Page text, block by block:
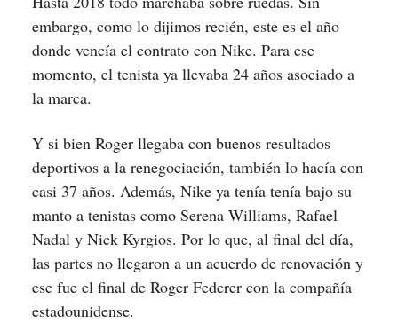
embargo, como lo dijimos recién, este es el año
donde vencía el contrato con Nike. Para ese
momento, el tenista ya llevaba 24 años asociado a
la marca.
Y si bien Roger llegaba con buenos resultados
deportivos a la renegociación, también lo hacía con
casi 37 años. Además, Nike ya tenía tenía bajo su
manto a tenistas como Serena Williams, Rafael
Nadal y Nick Kyrgios. Por lo que, al final del día,
las partes no llegaron a un acuerdo de renovación y
ese fue el final de Roger Federer con la compañía
estadounidense.